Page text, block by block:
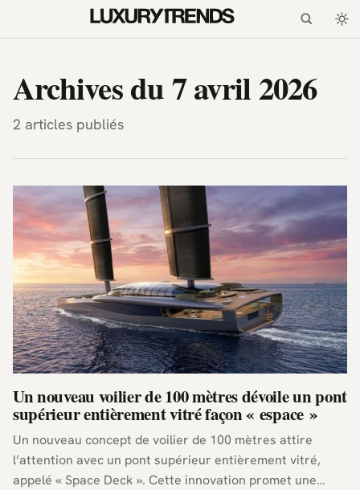
LuxuryTrends.fr —
Archives du 7 avril 2026
2 articles publiés
Un nouveau voilier de 100 mètres dévoile un pont
supérieur entièrement vitré façon « espace »
Un nouveau concept de voilier de 100 mètres attire
l’attention avec un pont supérieur entièrement vitré,
appelé « Space Deck ». Cette innovation promet une